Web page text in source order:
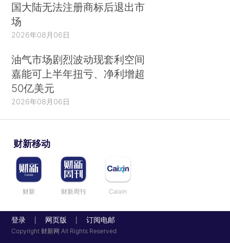
国大陆无法注册商标后退出市
场
2026年08月06日
油气市场剧烈波动现套利空间
嘉能可上半年扭亏、净利增超
50亿美元
2026年08月06日
财新移动
财新 财新周刊 Caixin
登录 网页版 订阅电邮
Copyright 财新网 All Rights Reserved